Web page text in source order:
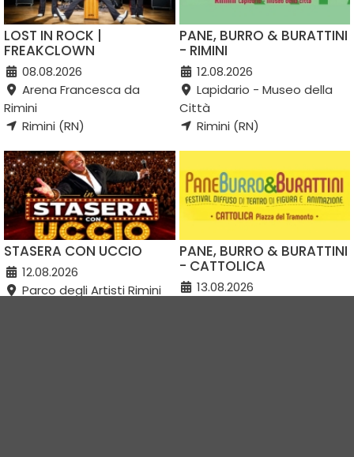
LOST IN ROCK |
FREAKCLOWN
08.08.2026
Arena Francesca da
Rimini
Rimini (RN)
PANE, BURRO & BURATTINI
- RIMINI
12.08.2026
Lapidario - Museo della
Città
Rimini (RN)
STASERA CON UCCIO
12.08.2026
Parco degli Artisti Rimini
PANE, BURRO & BURATTINI
- CATTOLICA
13.08.2026